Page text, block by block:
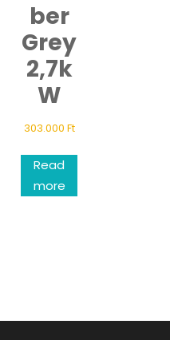
ber
Grey
2,7k
W
303.000 Ft
Read
more